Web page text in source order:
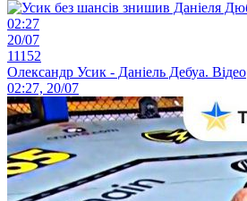
02:27
20/07
11152
Олександр Усик - Даніель Дебуа. Відео
02:27, 20/07